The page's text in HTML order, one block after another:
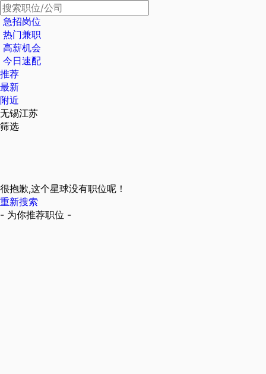
急招岗位
热门兼职
高薪机会
今日速配
推荐
最新
附近
无锡江苏
筛选
很抱歉,这个星球没有职位呢！
重新搜索
- 为你推荐职位 -